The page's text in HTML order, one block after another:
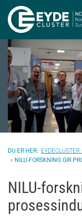
NILU-FORSKNING GIR
NILU-